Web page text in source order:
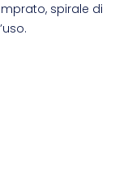
spirale di